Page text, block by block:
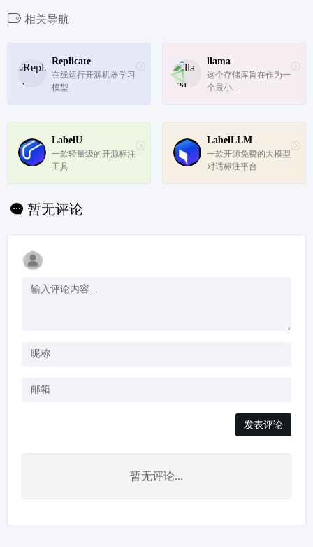
相关导航
Replicate
在线运行开源机器学习
模型
llama
这个存储库旨在作为一
个最小...
LabelU
一款轻量级的开源标注
工具
LabelLLM
一款开源免费的大模型
对话标注平台
暂无评论
发表评论
暂无评论...